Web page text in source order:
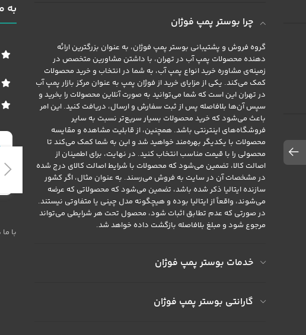
چرا بوستر پمپ فوژان
گروه فروش و پشتیبانی بوستر پمپ فوژان، به عنوان بزرگترین ارائه
دهنده محصولات پمپ آب در تهران، با داشتن مشاورین متخصص در
زمینه‌ی مشاوره خرید انواع پمپ آب، به شما در انتخاب و خرید محصولات
کمک می‌کند. یکی از مزایای خرید از فوژان پمپ به عنوان مرکز بازار پمپ آب
در تهران این است که شما می‌توانید به صورت آنلاین محصولات را بخرید و
سپس آن‌ها بلافاصله پس از ثبت سفارش و ارسال، دریافت کنید. این امر
باعث می‌شود که خرید محصولات بسیار سریع‌تر نسبت به سایر
فروشگاه‌های اینترنتی باشد. همچنین، از قابلیت مشاهده و مقایسه
محصولات با یکدیگر بهره‌مند خواهید شد و این به شما کمک می‌کند تا
محصولی را با قیمت مناسب انتخاب کنید. در نهایت، برای اطمینان از
اصالت کالا، تضمین می‌شود که محصولات با شرایط اصالت کالای درج شده
در مشخصات آن در سایت به فروش می‌رسند. به عنوان مثال، اگر کشور
سازنده ایتالیا ذکر شده باشد، تضمین می‌شود که محصولاتی که عرضه
می‌شوند، واقعاً از ایتالیا بوده و هیچگونه مدل چینی یا متفاوتی نیستند.
در صورتی که عدم تطابق اثبات شود، محصول تحت هر شرایطی می‌تواند
مرجوع شود و مبلغ بلافاصله بازگشت داده خواهد شد.
خدمات بوستر پمپ فوژان
گارانتی بوستر پمپ فوژان
به
با